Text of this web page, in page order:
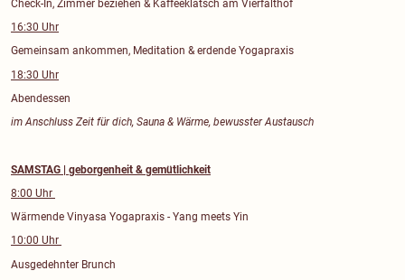
Check-In, Zimmer beziehen & Kaffeeklatsch am Vierfalthof
16:30 Uhr
Gemeinsam ankommen, Meditation & erdende Yogapraxis
18:30 Uhr
Abendessen
im Anschluss Zeit für dich, Sauna & Wärme, bewusster Austausch
SAMSTAG | geborgenheit & gemütlichkeit
8:00 Uhr
Wärmende Vinyasa Yogapraxis - Yang meets Yin
10:00 Uhr
Ausgedehnter Brunch